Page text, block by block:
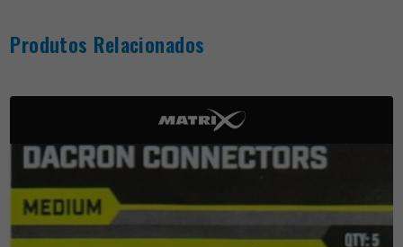
Produtos Relacionados